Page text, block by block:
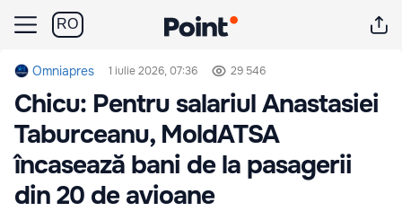
RO
Omniapres 1 iulie 2026, 07:36 29 546
Chicu: Pentru salariul Anastasiei
Taburceanu, MoldATSA
încasează bani de la pasagerii
din 20 de avioane